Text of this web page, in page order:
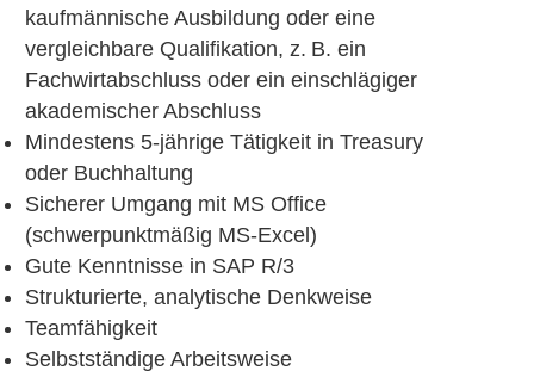
kaufmännische Ausbildung oder eine
vergleichbare Qualifikation, z. B. ein
Fachwirtabschluss oder ein einschlägiger
akademischer Abschluss
Mindestens 5-jährige Tätigkeit in Treasury
oder Buchhaltung
Sicherer Umgang mit MS Office
(schwerpunktmäßig MS-Excel)
Gute Kenntnisse in SAP R/3
Strukturierte, analytische Denkweise
Teamfähigkeit
Selbstständige Arbeitsweise